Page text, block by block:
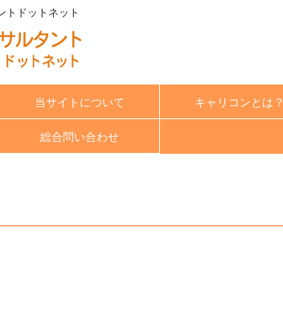
トドットネット
当サイトについて キャリコンとは？
総合問い合わせ